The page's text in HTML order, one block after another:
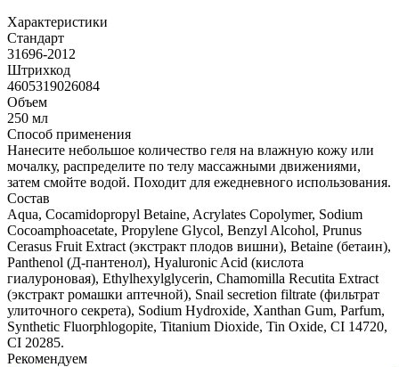
Характеристики
Стандарт
31696-2012
Штрихкод
4605319026084
Объем
250 мл
Способ применения
Нанесите небольшое количество геля на влажную кожу или
мочалку, распределите по телу массажными движениями,
затем смойте водой. Походит для ежедневного использования.
Состав
Aqua, Cocamidopropyl Betaine, Acrylates Copolymer, Sodium
Cocoamphoacetate, Propylene Glycol, Benzyl Alcohol, Prunus
Cerasus Fruit Extract (экстракт плодов вишни), Betaine (бетаин),
Panthenol (Д-пантенол), Hyaluronic Acid (кислота
гиалуроновая), Ethylhexylglycerin, Chamomilla Recutita Extract
(экстракт ромашки аптечной), Snail secretion filtrate (фильтрат
улиточного секрета), Sodium Hydroxide, Xanthan Gum, Parfum,
Synthetic Fluorphlogopite, Titanium Dioxide, Tin Oxide, CI 14720,
CI 20285.
Рекомендуем